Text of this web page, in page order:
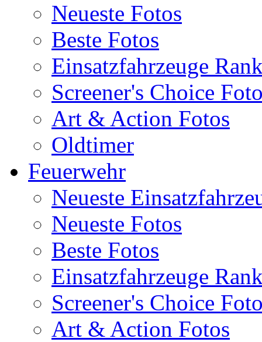
Neueste Fotos
Beste Fotos
Einsatzfahrzeuge
Screener's Choice
Art & Action Fotos
Oldtimer
Feuerwehr
Neueste
Neueste Fotos
Beste Fotos
Einsatzfahrzeuge
Screener's Choice
Art & Action Fotos